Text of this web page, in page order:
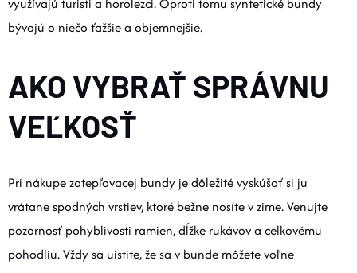
využívajú turisti a horolezci. Oproti tomu syntetické bundy
bývajú o niečo ťažšie a objemnejšie.
AKO VYBRAŤ SPRÁVNU
VEĽKOSŤ
Pri nákupe zatepľovacej bundy je dôležité vyskúšať si ju
vrátane spodných vrstiev, ktoré bežne nosíte v zime. Venujte
pozornosť pohyblivosti ramien, dĺžke rukávov a celkovému
pohodliu. Vždy sa uistite, že sa v bunde môžete voľne